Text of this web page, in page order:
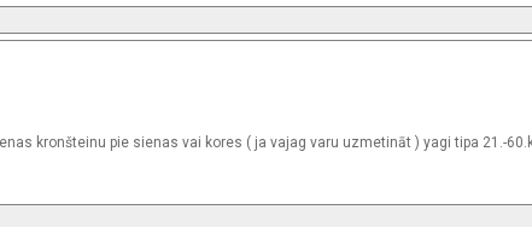
kronšteinu pie sienas vai kores ( ja vajag varu uzmetināt ) yagi tipa 21.-